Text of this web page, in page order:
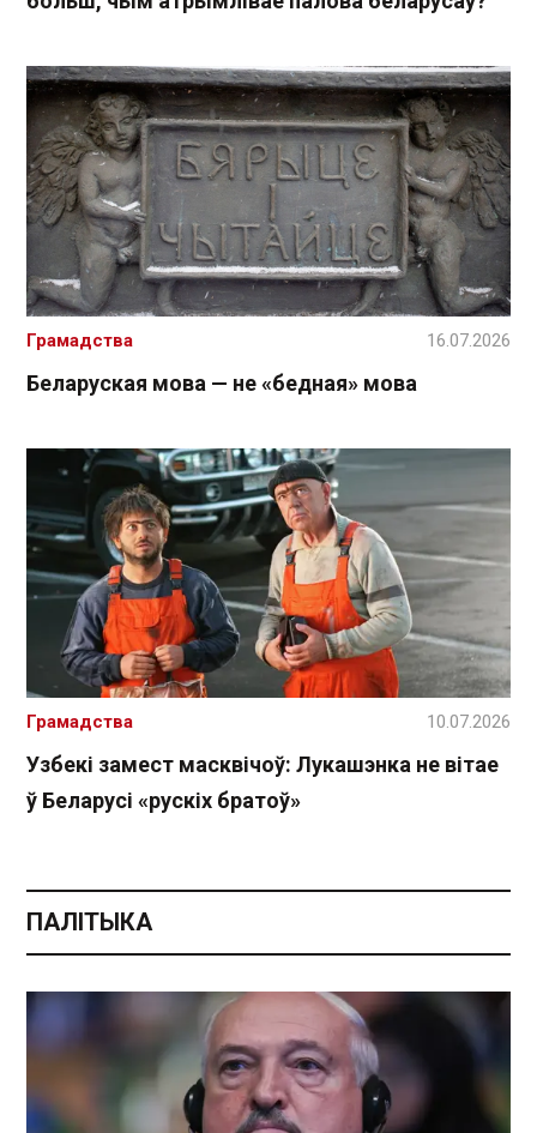
Беларуская мова — не «бедная» мова
Грамадства 16.07.2026
Узбекі замест масквічоў: Лукашэнка не вітае
ў Беларусі «рускіх братоў»
Грамадства 10.07.2026
ПАЛІТЫКА